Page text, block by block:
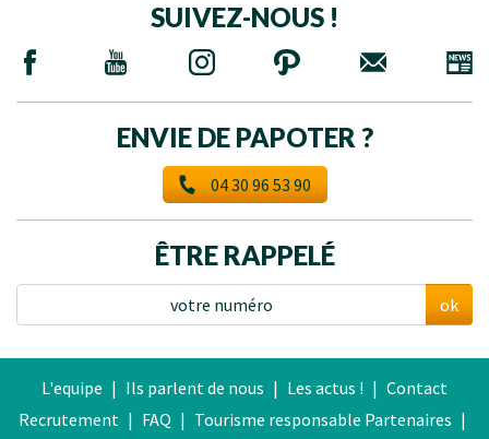
SUIVEZ-NOUS !
ENVIE DE PAPOTER ?
04 30 96 53 90
ÊTRE RAPPELÉ
ok
L'equipe | Ils parlent de nous | Les actus ! | Contact
Recrutement | FAQ | Tourisme responsable Partenaires |